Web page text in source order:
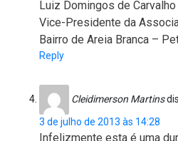
Luiz Domingos de Carvalho
Vice-Presidente da
Bairro de Areia Branca –
Reply
Cleidimerson Martins
3 de julho de 2013 às 14:28
Infelizmente esta é uma